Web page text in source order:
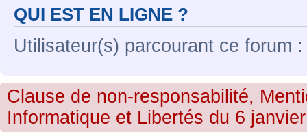
QUI EST EN LIGNE ?
Utilisateur(s) parcourant ce forum
Clause de non-responsabilité,
Informatique et Libertés du 6